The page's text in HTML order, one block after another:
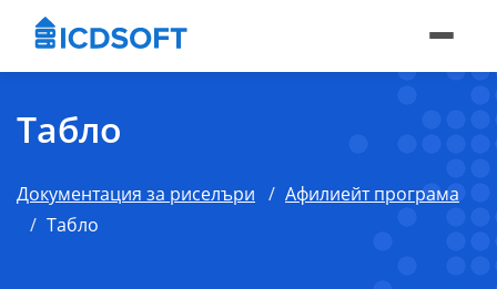
Табло
Документация за риселъри
Афилиейт програма
Табло